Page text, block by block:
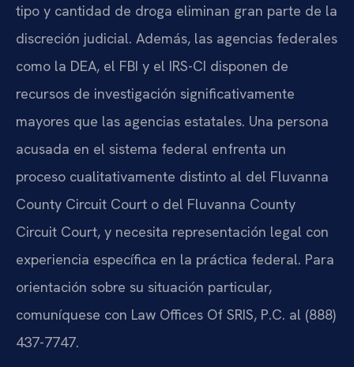
tipo y cantidad de droga eliminan gran parte de la
discreción judicial. Además, las agencias federales
como la DEA, el FBI y el IRS-CI disponen de
recursos de investigación significativamente
mayores que las agencias estatales. Una persona
acusada en el sistema federal enfrenta un
proceso cualitativamente distinto al del Fluvanna
County Circuit Court o del Fluvanna County
Circuit Court, y necesita representación legal con
experiencia específica en la práctica federal. Para
orientación sobre su situación particular,
comuníquese con Law Offices Of SRIS, P.C. al (888)
437-7747.